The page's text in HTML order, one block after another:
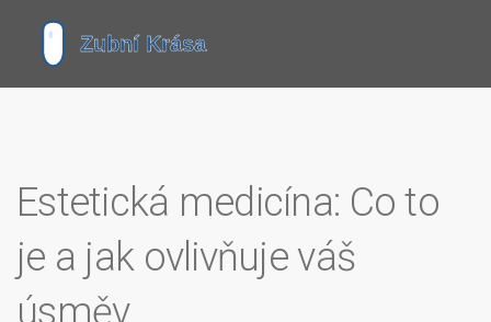
Estetická medicína: Co to
je a jak ovlivňuje váš
úsměv